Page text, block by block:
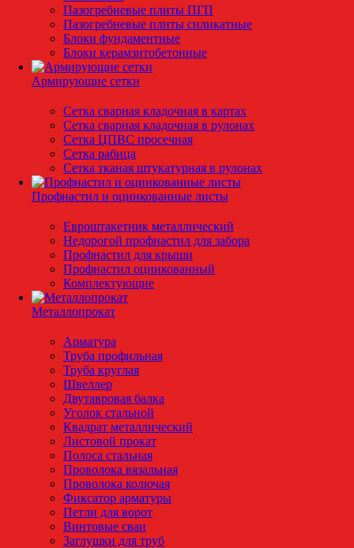
Пазогребневые плиты ПГП
Пазогребневые плиты силикатные
Блоки фундаментные
Блоки керамзитобетонные
Армирующие сетки
Сетка сварная кладочная в картах
Сетка сварная кладочная в рулонах
Сетка ЦПВС просечная
Сетка рабица
Сетка тканая штукатурная в рулонах
Профнастил и оцинкованные листы
Евроштакетник металлический
Недорогой профнастил для забора
Профнастил для крыши
Профнастил оцинкованный
Комплектующие
Металлопрокат
Арматура
Труба профильная
Труба круглая
Швеллер
Двутавровая балка
Уголок стальной
Квадрат металлический
Листовой прокат
Полоса стальная
Проволока вязальная
Проволока колючая
Фиксатор арматуры
Петли для ворот
Винтовые сваи
Заглушки для труб